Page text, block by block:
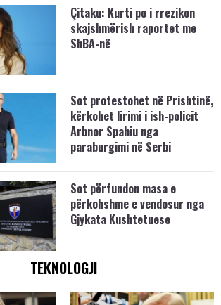
Çitaku: Kurti po i rrezikon
skajshmërish raportet me
ShBA-në
Sot protestohet në Prishtinë,
kërkohet lirimi i ish-policit
Arbnor Spahiu nga
paraburgimi në Serbi
Sot përfundon masa e
përkohshme e vendosur nga
Gjykata Kushtetuese
TEKNOLOGJI